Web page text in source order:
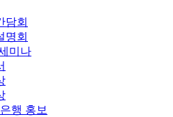
담회
명회
미나
행 홍보